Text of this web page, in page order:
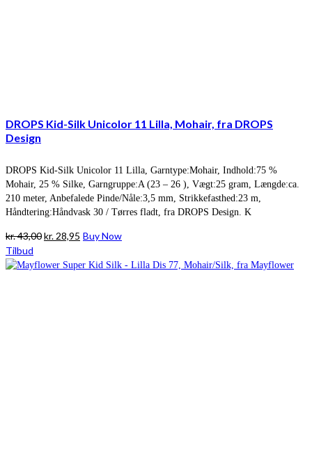
DROPS Kid-Silk Unicolor 11 Lilla, Mohair, fra DROPS
Design
DROPS Kid-Silk Unicolor 11 Lilla, Garntype:Mohair, Indhold:75 %
Mohair, 25 % Silke, Garngruppe:A (23 – 26 ), Vægt:25 gram, Længde:ca.
210 meter, Anbefalede Pinde/Nåle:3,5 mm, Strikkefasthed:23 m,
Håndtering:Håndvask 30 / Tørres fladt, fra DROPS Design. K
kr.43,00Den
pris
kr. 28,95 Den
pris
Buy Now
Tilbud